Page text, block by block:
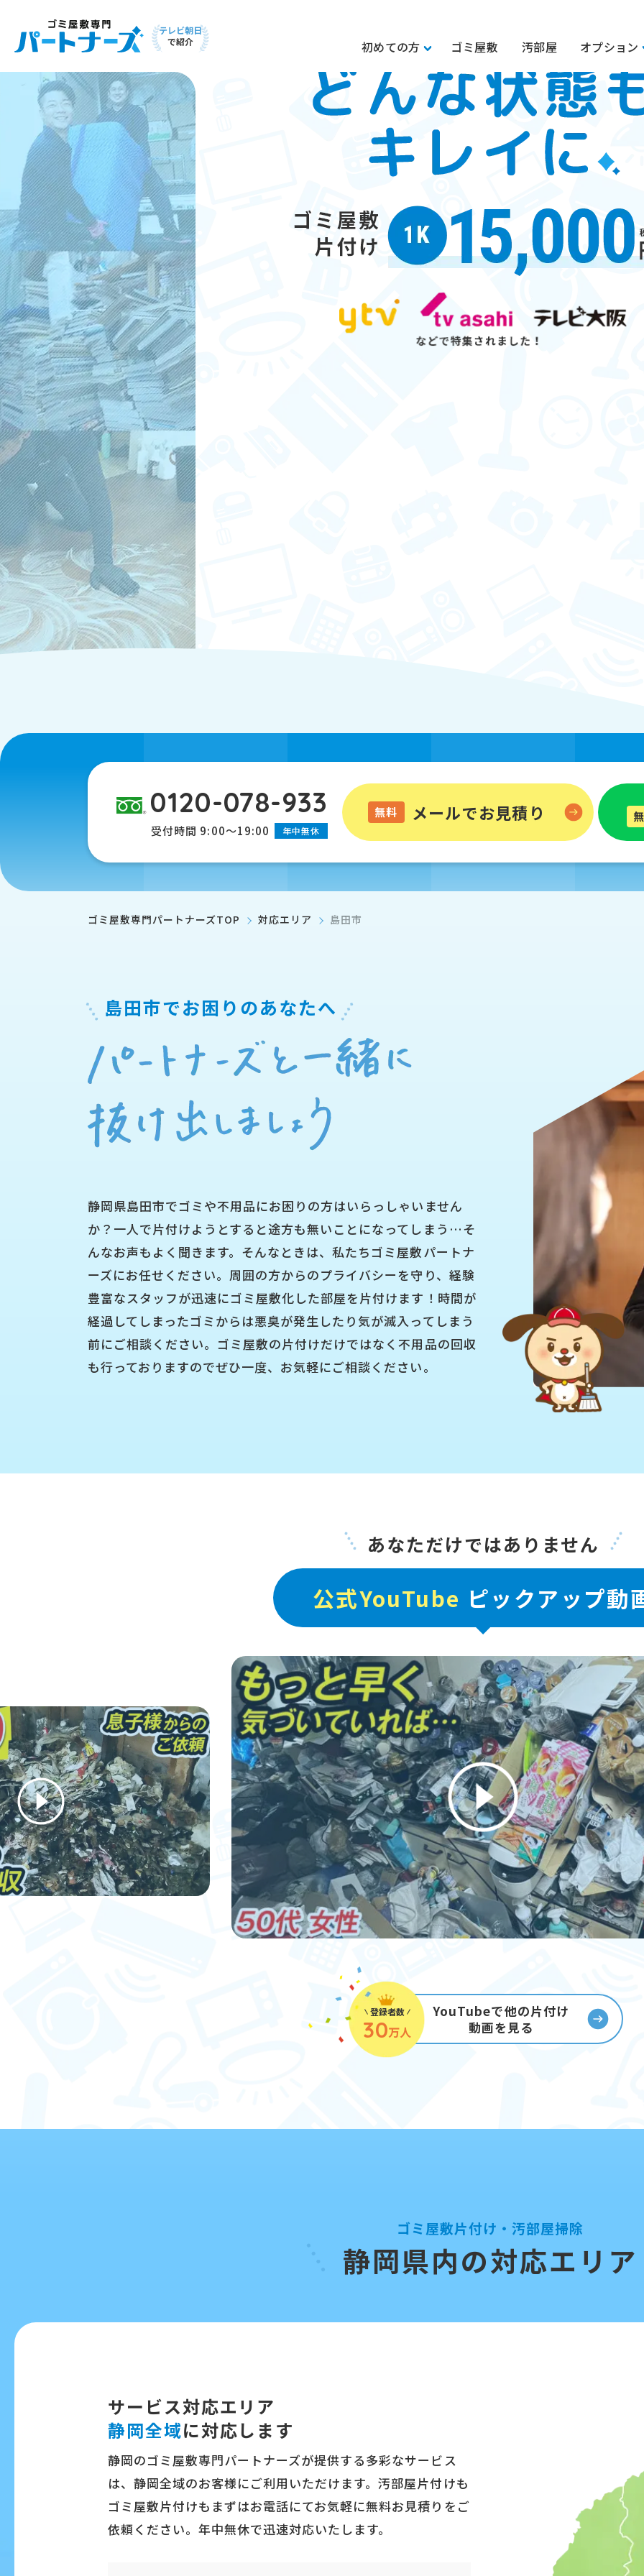
テレビ朝日
で紹介
初めての方 ゴミ屋敷 汚部屋 オプション
0120-078-933
受付時間 9:00～19:00 年中無休
無料 メールでお見積り
ゴミ屋敷専門パートナーズTOP 対応エリア 島田市
島田市でお困りのあなたへ
静岡県島田市でゴミや不用品にお困りの方はいらっしゃいません
か？一人で片付けようとすると途方も無いことになってしまう…そ
んなお声もよく聞きます。そんなときは、私たちゴミ屋敷パートナ
ーズにお任せください。周囲の方からのプライバシーを守り、経験
豊富なスタッフが迅速にゴミ屋敷化した部屋を片付けます！時間が
経過してしまったゴミからは悪臭が発生したり気が滅入ってしまう
前にご相談ください。ゴミ屋敷の片付けだけではなく不用品の回収
も行っておりますのでぜひ一度、お気軽にご相談ください。
あなただけではありません
公式YouTube ピックアップ動
登録者数
30万人
YouTubeで他の片付け
動画を見る
ゴミ屋敷片付け・汚部屋掃除
静岡県内の対応エリア
サービス対応エリア
静岡全域に対応します
静岡のゴミ屋敷専門パートナーズが提供する多彩なサービス
は、静岡全域のお客様にご利用いただけます。汚部屋片付けも
ゴミ屋敷片付けもまずはお電話にてお気軽に無料お見積りをご
依頼ください。年中無休で迅速対応いたします。